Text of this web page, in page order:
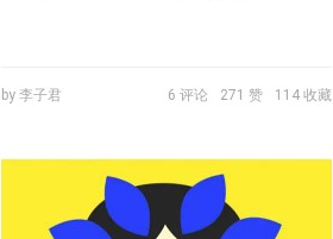
by 李子君 6 评论 271 赞 114 收藏